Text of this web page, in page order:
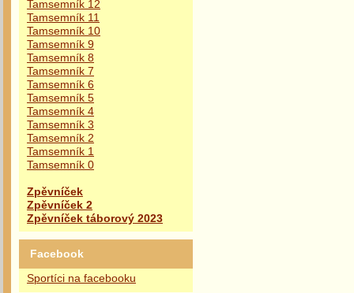
Tamsemník 12
Tamsemník 11
Tamsemník 10
Tamsemník 9
Tamsemník 8
Tamsemník 7
Tamsemník 6
Tamsemník 5
Tamsemník 4
Tamsemník 3
Tamsemník 2
Tamsemník 1
Tamsemník 0
Zpěvníček
Zpěvníček 2
Zpěvníček táborový 2023
Facebook
Sportíci na facebooku